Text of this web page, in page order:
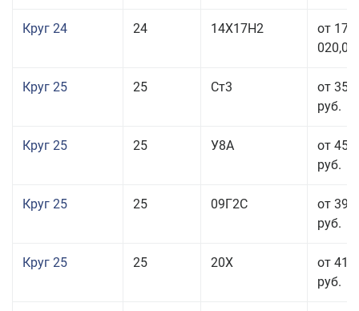
Круг 24 24 14Х17Н2
от 178
020,00
Круг 25 25 Ст3
от 35
руб.
Круг 25 25 У8А
от 45
руб.
Круг 25 25 09Г2С
от 39
руб.
Круг 25 25 20Х
от 41
руб.